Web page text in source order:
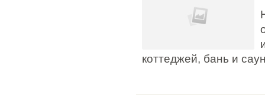
коттеджей, бань и